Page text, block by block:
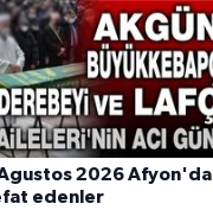
2026 Afyon'da
edenler